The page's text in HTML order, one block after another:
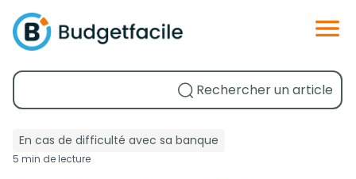
En cas de difficulté avec sa banque
5 min de lecture